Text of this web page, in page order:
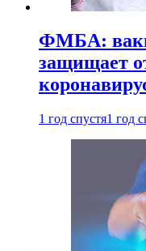
ФМБА:
защищает
1 год спустя1 год